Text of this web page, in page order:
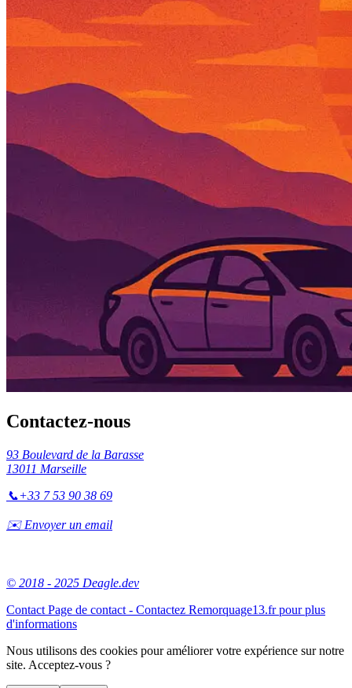
Contactez-nous
93 Boulevard de la Barasse
13011 Marseille
📞+33 7 53 90 38 69
✉️ Envoyer un email
© 2018 - 2025 Deagle.dev
Contact Page de contact - Contactez Remorquage13.fr pour plus
d'informations
Nous utilisons des cookies pour améliorer votre expérience sur notre
site. Acceptez-vous ?